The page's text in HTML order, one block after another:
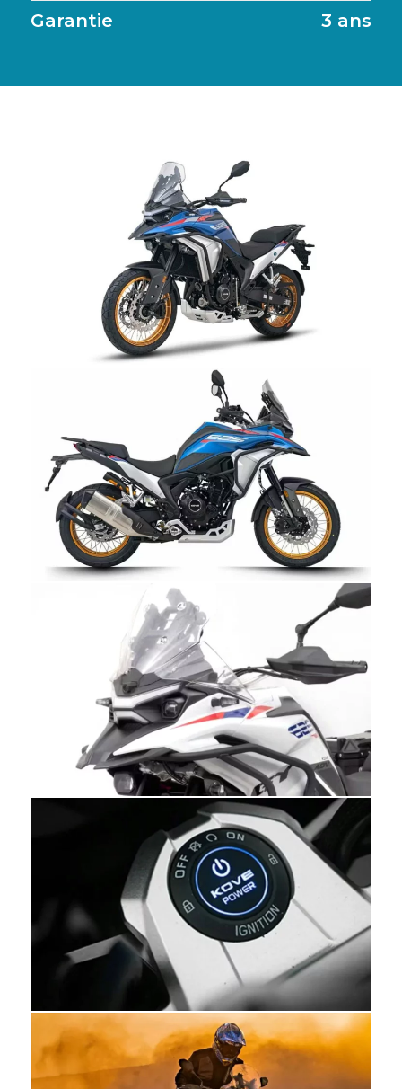
Garantie
3 ans